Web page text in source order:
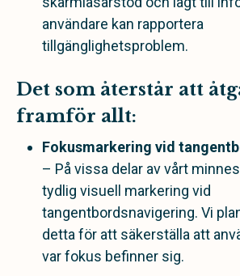
användare kan rapportera
tillgänglighetsproblem.
Det som återstår att
framför allt:
Fokusmarkering vid
– På vissa delar av vårt
tydlig visuell markering vid
tangentbordsnavigering. Vi
detta för att säkerställa att
var fokus befinner sig.